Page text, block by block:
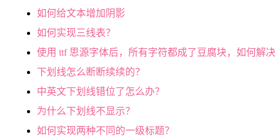
如何给文本增加阴影
如何实现三线表？
使用 ttf 思源字体后，所有字符都成了豆腐块，如何解
下划线怎么断断续续的？
中英文下划线错位了怎么办？
为什么下划线不显示？
如何实现两种不同的一级标题？